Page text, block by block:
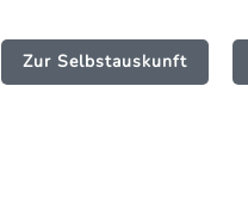
Zur Selbstauskunft